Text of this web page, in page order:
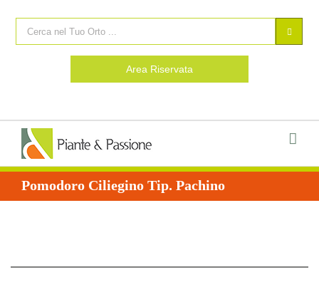
Area Riservata
Pomodoro Ciliegino Tip. Pachino